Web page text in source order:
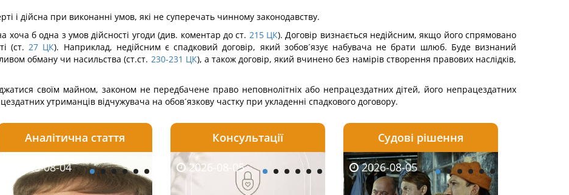
і дійсна при виконанні умов, які не суперечать чинному законодавству.
б одна з умов дійсності угоди (див. коментар до ст. 215 ЦК). Договір визнається недійсним, якщо його спрямовано
(ст. 27 ЦК). Наприклад, недійсним є спадковий договір, який зобов´язує набувача не брати шлюб. Буде визнаний
обману чи насильства (ст.ст. 230-231 ЦК), а також договір, який вчинено без намірів створення правових наслідків,
своїм майном, законом не передбачене право неповнолітніх або непрацездатних дітей, його непрацездатних
утриманців відчужувача на обов´язкову частку при укладенні спадкового договору.
2026-08-05 2026-08-05 2026-08-04 2026-08-04
Аналітична стаття
2026-08-04 2026-08-04 2026-08-03 2026-08-03
Консультації
2026-07-23 2026-08-05 2026-08-05 2026-08-05
Судові рішення
2026-07-30 2026-08-05